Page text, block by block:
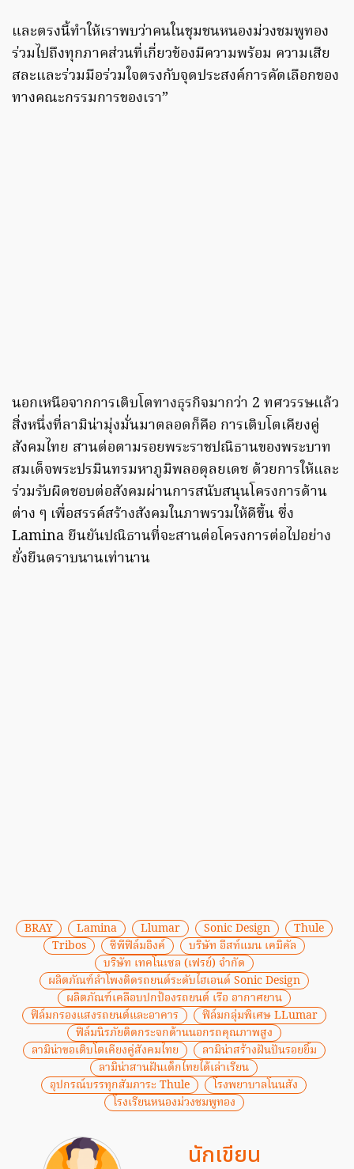
และตรงนี้ทำให้เราพบว่าคนในชุมชนหนองม่วงชมพูทอง
ร่วมไปถึงทุกภาคส่วนที่เกี่ยวข้องมีความพร้อม ความเสีย
สละและร่วมมือร่วมใจตรงกับจุดประสงค์การคัดเลือกของ
ทางคณะกรรมการของเรา”
นอกเหนือจากการเติบโตทางธุรกิจมากว่า 2 ทศวรรษแล้ว
สิ่งหนึ่งที่ลามิน่ามุ่งมั่นมาตลอดก็คือ การเติบโตเคียงคู่
สังคมไทย สานต่อตามรอยพระราชปณิธานของพระบาท
สมเด็จพระปรมินทรมหาภูมิพลอดุลยเดช ด้วยการให้และ
ร่วมรับผิดชอบต่อสังคมผ่านการสนับสนุนโครงการด้าน
ต่าง ๆ เพื่อสรรค์สร้างสังคมในภาพรวมให้ดีขึ้น ซึ่ง
Lamina ยืนยันปณิธานที่จะสานต่อโครงการต่อไปอย่าง
ยั่งยืนตราบนานเท่านาน
BRAY Lamina Llumar Sonic Design
Thule
Tribos
ซีพีฟิล์มอิงค์
บริษัท อีสท์แมน เคมิคัล
บริษัท เทคโนเซล (เฟรย์) จำกัด
ผลิตภัณฑ์ลำโพงติดรถยนต์ระดับไฮเอนด์ Sonic Design
ผลิตภัณฑ์เคลือบปกป้องรถยนต์ เรือ อากาศยาน
ฟิล์มกรองแสงรถยนต์และอาคาร
ฟิล์มกลุ่มพิเศษ LLumar
ฟิล์มนิรภัยติดกระจกด้านนอกรถคุณภาพสูง
ลามิน่าขอเติบโตเคียงคู่สังคมไทย
ลามิน่าสร้างฝันปันรอยยิ้ม
ลามิน่าสานฝันเด็กไทยได้เล่าเรียน
อุปกรณ์บรรทุกสัมภาระ Thule
โรงพยาบาลโนนสัง
โรงเรียนหนองม่วงชมพูทอง
นักเขียน